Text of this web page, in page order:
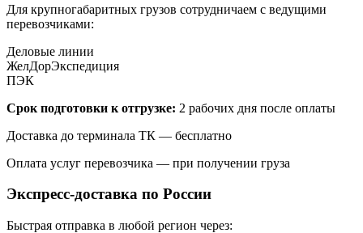
Для крупногабаритных грузов сотрудничаем с ведущими
перевозчиками:
Деловые линии
ЖелДорЭкспедиция
ПЭК
Срок подготовки к отгрузке: 2 рабочих дня после оплаты
Доставка до терминала ТК — бесплатно
Оплата услуг перевозчика — при получении груза
Экспресс-доставка по России
Быстрая отправка в любой регион через: